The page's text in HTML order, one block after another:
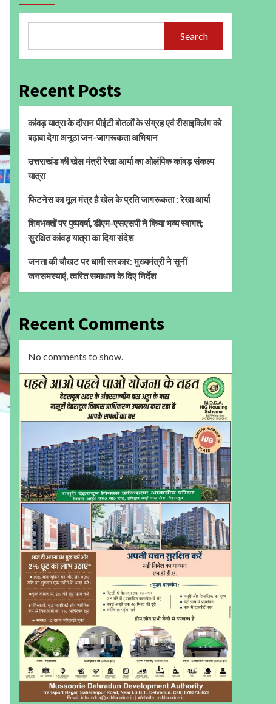
Search
Recent Posts
कांवड़ यात्रा के दौरान पीईटी बोतलों के संग्रह एवं रीसाइक्लिंग को
बढ़ावा देगा अनूठा जन-जागरूकता अभियान
उत्तराखंड की खेल मंत्री रेखा आर्या का ओलंपिक कांवड़ संकल्प
यात्रा
फिटनेस का मूल मंत्र है खेल के प्रति जागरूकता : रेखा आर्या
शिवभक्तों पर पुष्पवर्षा, डीएम-एसएसपी ने किया भव्य स्वागत;
सुरक्षित कांवड़ यात्रा का दिया संदेश
जनता की चौखट पर धामी सरकार: मुख्यमंत्री ने सुनीं
जनसमस्याएं, त्वरित समाधान के दिए निर्देश
Recent Comments
No comments to show.